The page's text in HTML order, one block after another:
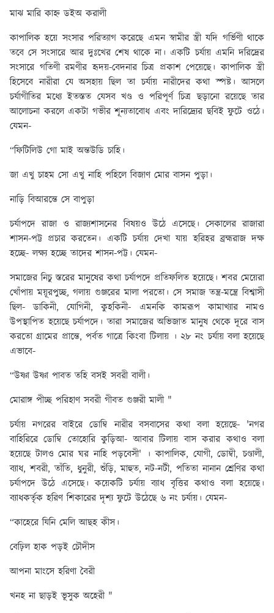
মাঝ মারি কাহ্ন ডইঅ করালী
কাপালিক হয়ে সংসার পরিত্যাগ করেছে এমন স্বামীর স্ত্রী যদি গর্ভিণী থাকে
তবে সে সংসারে আর দুঃখের শেষ থাকে না। একটি চর্যায় এমনি দরিদ্রের
সংসারে গতিণী রমণীর হৃদয়-বেদনার চিত্র প্রকাশ পেয়েছে। কাপালিক স্ত্রী
হিসেবে নারীরা যে অসহায় ছিল তা চর্যায় নারীদের কথা স্পষ্ট। আসলে
চর্যাগীতির মধ্যে ইতস্তত যেসব খণ্ড ও পরিপূর্ণ চিত্র ছড়ানো রয়েছে তার
আলোচনা করলে একটা গভীর শূন্যতাবোধ এবং দারিদ্র্যের ছবিই ফুটে ওঠে।
যেমন-
“ফিটিলিউ গো মাই অন্তউডি চাহি।
জা এখু চাহম সো এখু নাহি পহিলে বিজাণ মোর বাসন পুড়া।
নাড়ি বিআরন্তে সে বাপুড়া
চর্যাপদে রাজা ও রাজ্যশাসনের বিষয়ও উঠে এসেছে। সেকালের রাজারা
শাসন-পট্ট প্রচার করতেন। একটি চর্যায় দেখা যায় হরিহর ব্রহ্মরাজ দক্ষ
হচ্ছে- লক্ষ্য হচ্ছে তাদের শাসন-পট্ট। যেমন-
সমাজের নিচু স্তরের মানুষের কথা চর্যাপদে প্রতিফলিত হয়েছে। শবর মেয়েরা
খোঁপায় ময়ূরপুচ্ছ, গলায় গুঞ্জরের মালা পরতো। সে সমাজ তন্ত্র-মন্ত্রে বিশ্বাসী
ছিল- ডাকিনী, যোগিনী, কুহকিনী- এমনকি কামরূপ কামাখ্যার নামও
উপস্থাপিত হয়েছে চর্যাপদে। তারা সমাজের অভিজাত মানুষ থেকে দূরে বাস
করতো গ্রামের প্রান্তে, পর্বত গাত্রে কিংবা টিলায় । ২৮ নং চর্যায় বলা হয়েছে
এভাবে-
“উষ্ণা উষ্ণা পাবত তহি বসই সবরী বালী।
মোরাঙ্গ পীচ্ছ পরিহাণ সবরী গীবত গুঞ্জরী মালী "
চর্যায় নগরের বাইরে ডোম্বি নারীর বসবাসের কথা বলা হয়েছে- 'নগর
বাহিরিরে ডোম্বি তোহোরি কুড়িআ- আবার টিলায় বাস করার কথাও বলা
হয়েছে টালও মোর ঘর নাহি পড়বেসী' । কাপালিক, যোগী, ডোম্বী, চণ্ডালী,
ব্যাধ, শবরী, তাঁতি, ধুনুরী, শুঁড়ি, মাহুত, নট-নটী, পতিতা নানান শ্রেণির কথা
চর্যাপদে উঠে এসেছে। কয়েকটি চর্যায় ব্যাধ বৃত্তির কথাও বলা হয়েছে।
ব্যাধকর্তৃক হরিণ শিকারের দৃশ্য ফুটে উঠেছে ৬ নং চর্যায়। যেমন-
“কাহেরে যিনি মেলি আছহ কীস।
বেঢ়িল হাক পড়ই চৌদীস
আপনা মাংসে হরিণা বৈরী
খনহ না ছাড়ই ভূসুক অহেরী "